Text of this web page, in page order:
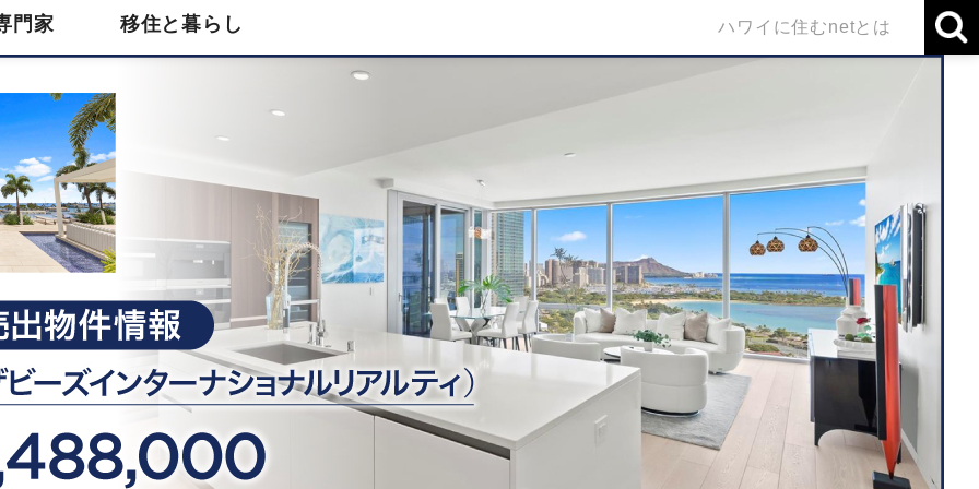
門家 移住と暮らし ハワイに住むnetとは